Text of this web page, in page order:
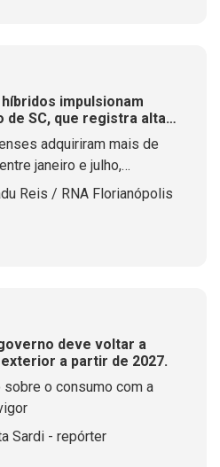
impulsionam
de SC, que registra alta
2026
adquiriram mais de
janeiro e julho,
Nacional da
Reis / RNA Florianópolis
deve voltar a
a partir de 2027.
o consumo com a
Sardi - repórter